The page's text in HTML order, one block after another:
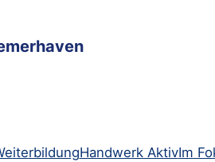
Handwerk AktivIm